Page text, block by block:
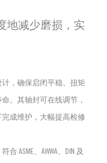
地减少磨损，实
，确保启闭平稳、扭矩
。其轴封可在线调节，
成维护，大幅提高检修
ASME、AWWA、DIN 及